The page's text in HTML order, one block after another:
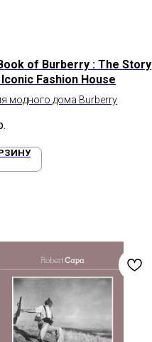
of Burberry : The Story
Fashion House
модного дома Burberry